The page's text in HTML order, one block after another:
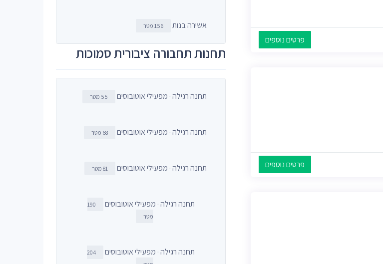
פרטים נוספים
פרטים נוספים
אשירה בנות 156 מטר
תחנות תחבורה ציבורית סמוכות
תחנה רגילה · מפעילי אוטובוסים 55 מטר
תחנה רגילה · מפעילי אוטובוסים 68 מטר
תחנה רגילה · מפעילי אוטובוסים 81 מטר
תחנה רגילה · מפעילי אוטובוסים
190
מטר
תחנה רגילה · מפעילי אוטובוסים
204